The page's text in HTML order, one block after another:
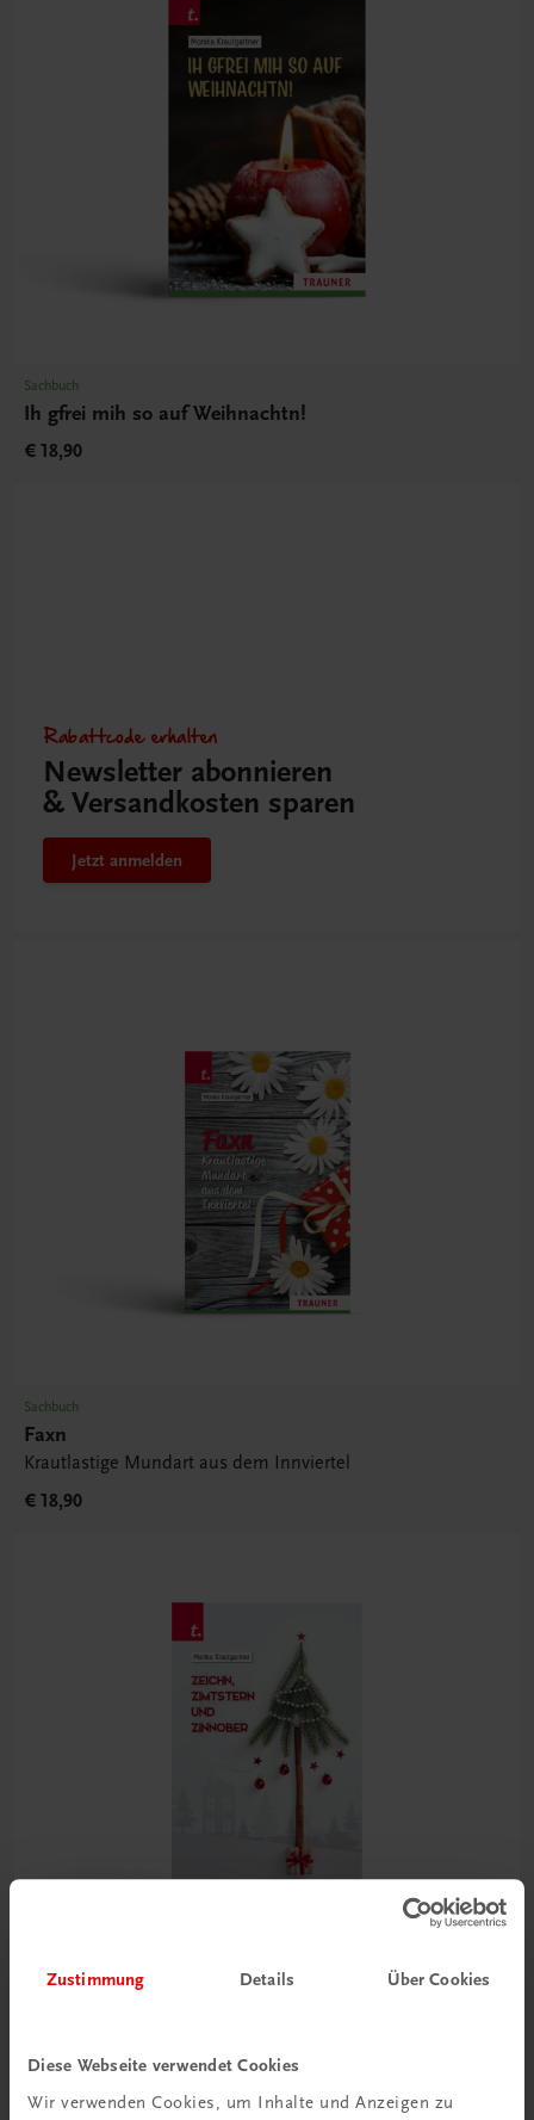
Zustimmung Details Über Cookies
Diese Webseite verwendet Cookies
Wir verwenden Cookies, um Inhalte und Anzeigen zu
Sachbuch
Ih gfrei mih so auf Weihnachtn!
€ 18,90
Rabattcode erhalten
Newsletter abonnieren
& Versandkosten sparen
Jetzt anmelden
Sachbuch
Faxn
Krautlastige Mundart aus dem Innviertel
€ 18,90
€ 18,90